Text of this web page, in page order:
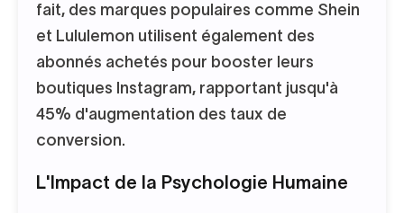
fait, des marques populaires comme Shein
et Lululemon utilisent également des
abonnés achetés pour booster leurs
boutiques Instagram, rapportant jusqu'à
45% d'augmentation des taux de
conversion.
L'Impact de la Psychologie Humaine